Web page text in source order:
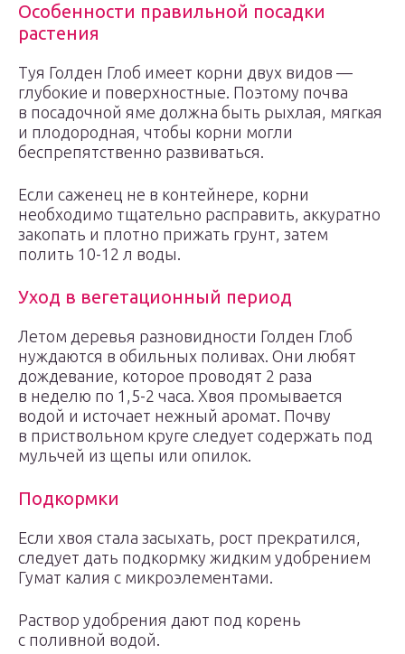
Особенности правильной посадки
растения
Туя Голден Глоб имеет корни двух видов —
глубокие и поверхностные. Поэтому почва
в посадочной яме должна быть рыхлая, мягкая
и плодородная, чтобы корни могли
беспрепятственно развиваться.
Если саженец не в контейнере, корни
необходимо тщательно расправить, аккуратно
закопать и плотно прижать грунт, затем
полить 10-12 л воды.
Уход в вегетационный период
Летом деревья разновидности Голден Глоб
нуждаются в обильных поливах. Они любят
дождевание, которое проводят 2 раза
в неделю по 1,5-2 часа. Хвоя промывается
водой и источает нежный аромат. Почву
в приствольном круге следует содержать под
мульчей из щепы или опилок.
Подкормки
Если хвоя стала засыхать, рост прекратился,
следует дать подкормку жидким удобрением
Гумат калия с микроэлементами.
Раствор удобрения дают под корень
с поливной водой.